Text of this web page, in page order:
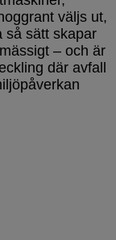
väljs ut,
så sätt skapar
– och är
där avfall